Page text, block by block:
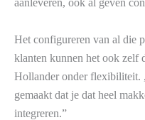
aanleveren, ook al geven
Het configureren van al die
klanten kunnen het ook zelf
Hollander onder flexibiliteit.
gemaakt dat je dat heel
integreren.”